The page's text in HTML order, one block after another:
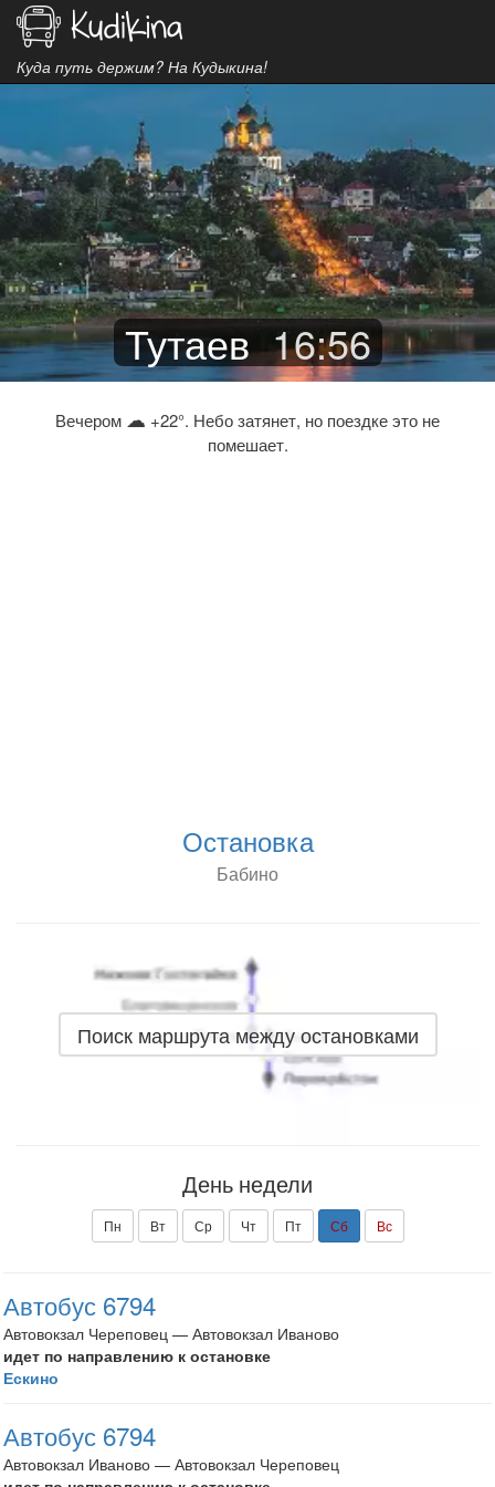
Куда путь держим? На Кудыкина!
Тутаев 16:56
Вечером ☁ +22°. Небо затянет, но поездке это не
помешает.
Остановка
Бабино
Поиск маршрута между остановками
День недели
Пн Вт Ср Чт Пт Сб Вс
Автобус 6794
Автовокзал Череповец — Автовокзал Иваново
идет по направлению к остановке
Ескино
Автобус 6794
Автовокзал Иваново — Автовокзал Череповец